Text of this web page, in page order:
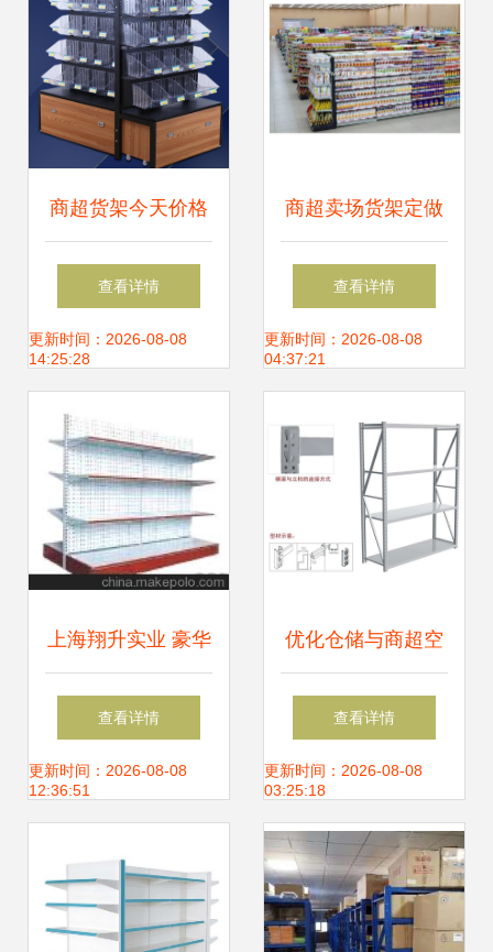
商超货架今天价格
行情查询-尺寸式样
可选颜色货架
查看详情
更新时间：2026-08-08
14:25:28
商超卖场货架定做
查看详情
更新时间：2026-08-08
04:37:21
上海翔升实业 豪华
大背板超市货架，
引领商超陈列新风
查看详情
更新时间：2026-08-08
12:36:51
优化仓储与商超空
间的智慧之选 定做
横梁式重型货架的
指南
查看详情
更新时间：2026-08-08
03:25:18